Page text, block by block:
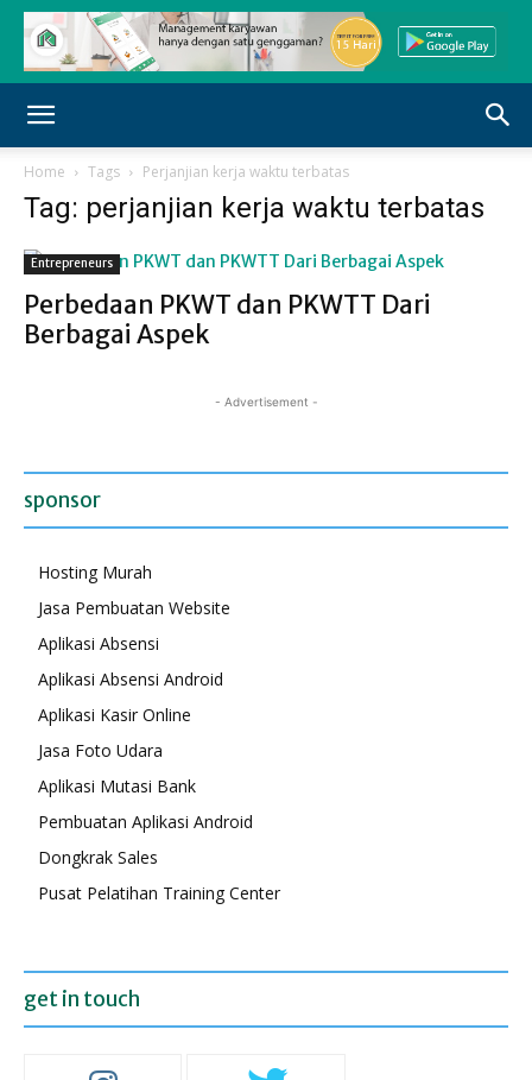
Home Tags Perjanjian kerja waktu terbatas
Tag: perjanjian kerja waktu terbatas
Entrepreneurs
Perbedaan PKWT dan PKWTT Dari
Berbagai Aspek
- Advertisement -
sponsor
Hosting Murah
Jasa Pembuatan Website
Aplikasi Absensi
Aplikasi Absensi Android
Aplikasi Kasir Online
Jasa Foto Udara
Aplikasi Mutasi Bank
Pembuatan Aplikasi Android
Dongkrak Sales
Pusat Pelatihan Training Center
get in touch